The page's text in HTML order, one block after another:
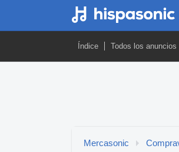
Índice Todos los anuncios
Mercasonic